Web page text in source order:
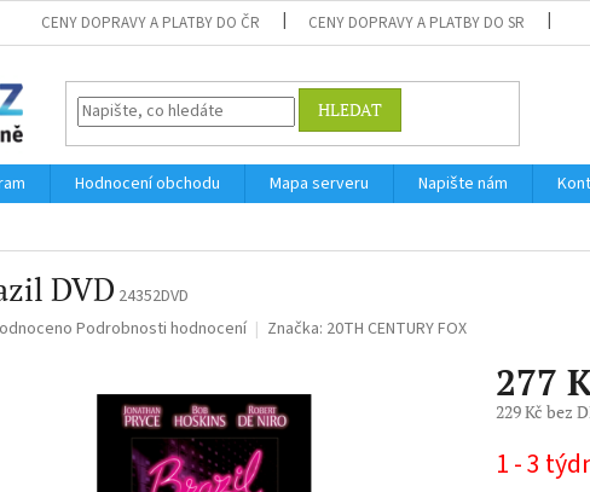
CENY DOPRAVY A PLATBY DO ČR CENY DOPRAVY A PLATBY DO SR
HLEDAT
Hodnocení obchodu Mapa serveru Napište nám
DVD 24352DVD
Podrobnosti hodnocení Značka: 20TH CENTURY FOX
277
229 Kč bez
cena:
1 - 3